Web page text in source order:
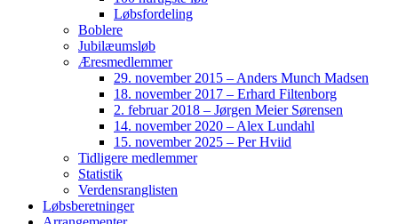
Løbsfordeling
Boblere
Jubilæumsløb
Æresmedlemmer
29. november 2015 – Anders Munch Madsen
18. november 2017 – Erhard Filtenborg
2. februar 2018 – Jørgen Meier Sørensen
14. november 2020 – Alex Lundahl
15. november 2025 – Per Hviid
Tidligere medlemmer
Statistik
Verdensranglisten
Løbsberetninger